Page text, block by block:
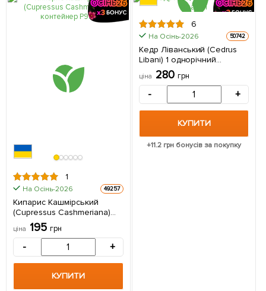
1
На Осінь-2026 49257
Кипарис Кашмірський
(Cupressus Cashmeriana)
контейнер Р9 1 шт в
упаковці
ціна 195 грн
- +
КУПИТИ
6
На Осінь-2026 50742
Кедр Ліванський (Cedrus
Libani) 1 однорічний
саджанець в упаковці
ціна 280 грн
- +
КУПИТИ
+11.2грн бонусів за покупку